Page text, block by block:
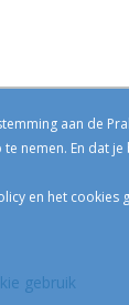
aan de
nemen. En dat
en het cookies
gebruik